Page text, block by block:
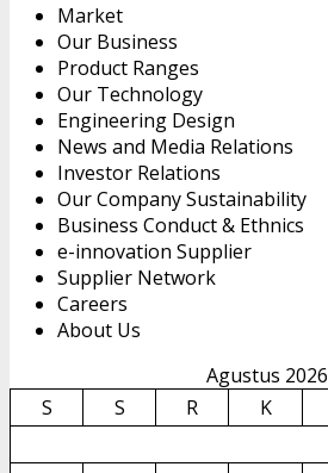
Market
Our Business
Product Ranges
Our Technology
Engineering Design
News and Media Relations
Investor Relations
Our Company Sustainability
Business Conduct & Ethnics
e-innovation Supplier
Supplier Network
Careers
About Us
Agustus 2026
S
S R K